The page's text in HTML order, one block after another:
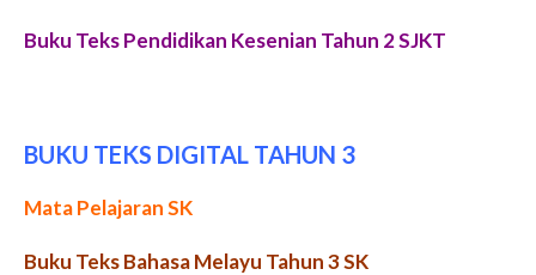
Buku Teks Pendidikan Kesenian Tahun 2 SJKT
BUKU TEKS DIGITAL TAHUN 3
Mata Pelajaran SK
Buku Teks Bahasa Melayu Tahun 3 SK